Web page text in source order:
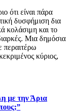
ότι είναι πάρα
δυσφήμιση δια
κολάσιμη και το
Μια δημόσια
περαιτέρω
κύριος,
με την Άρια